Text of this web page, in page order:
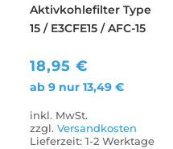
Aktivkohlefilter Type
15 / E3CFE15 / AFC-15
18,95€
ab 9 nur13,49€
inkl. MwSt.
zzgl.Versandkosten
Lieferzeit:1-2 Werktage